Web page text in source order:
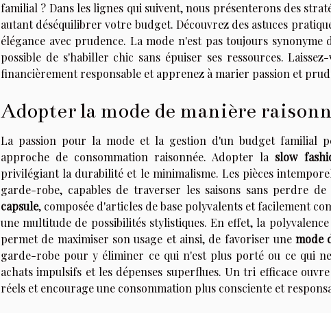
familial ? Dans les lignes qui suivent, nous présenterons des
autant déséquilibrer votre budget. Découvrez des astuces
élégance avec prudence. La mode n'est pas toujours
possible de s'habiller chic sans épuiser ses ressources.
financièrement responsable et apprenez à marier passion et
Adopter la mode de manière
La passion pour la mode et la gestion d'un budget familial
approche de consommation raisonnée. Adopter la slow
privilégiant la durabilité et le minimalisme. Les pièces
garde-robe, capables de traverser les saisons sans perdre
capsule, composée d'articles de base polyvalents et facilement
une multitude de possibilités stylistiques. En effet, la
permet de maximiser son usage et ainsi, de favoriser unemode
garde-robe pour y éliminer ce qui n'est plus porté ou ce qui
achats impulsifs et les dépenses superflues. Un tri efficace
réels et encourage une consommation plus consciente et